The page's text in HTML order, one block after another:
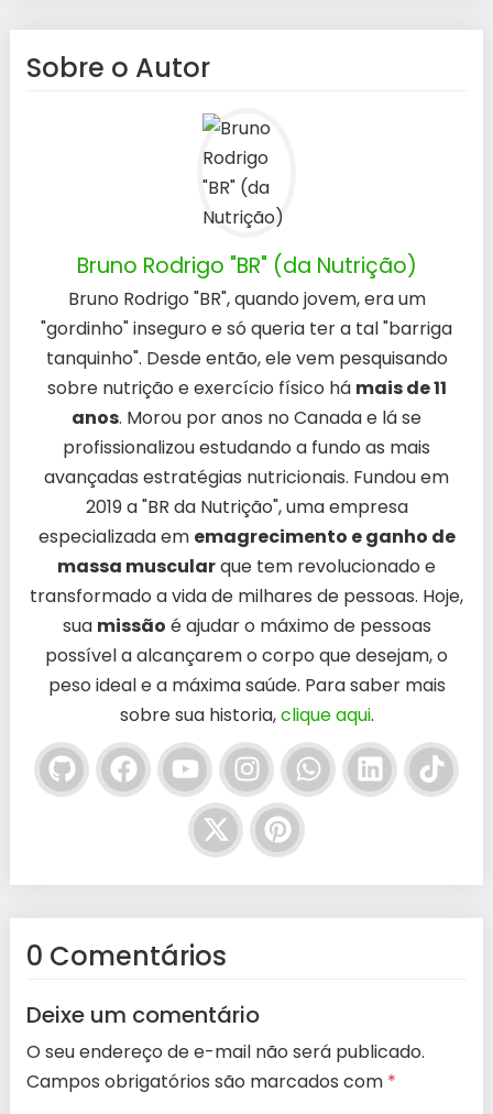
Sobre o Autor
Bruno Rodrigo "BR" (da Nutrição)
Bruno Rodrigo "BR", quando jovem, era um
"gordinho" inseguro e só queria ter a tal "barriga
tanquinho". Desde então, ele vem pesquisando
sobre nutrição e exercício físico há mais de 11
anos. Morou por anos no Canada e lá se
profissionalizou estudando a fundo as mais
avançadas estratégias nutricionais. Fundou em
2019 a "BR da Nutrição", uma empresa
especializada em emagrecimento e ganho de
massa muscularque tem revolucionado e
transformado a vida de milhares de pessoas. Hoje,
sua missão é ajudar o máximo de pessoas
possível a alcançarem o corpo que desejam, o
peso ideal e a máxima saúde. Para saber mais
sobre sua historia,clique aqui.
0 Comentários
Deixe um comentário
O seu endereço de e-mail não será publicado.
Campos obrigatórios são marcados com *